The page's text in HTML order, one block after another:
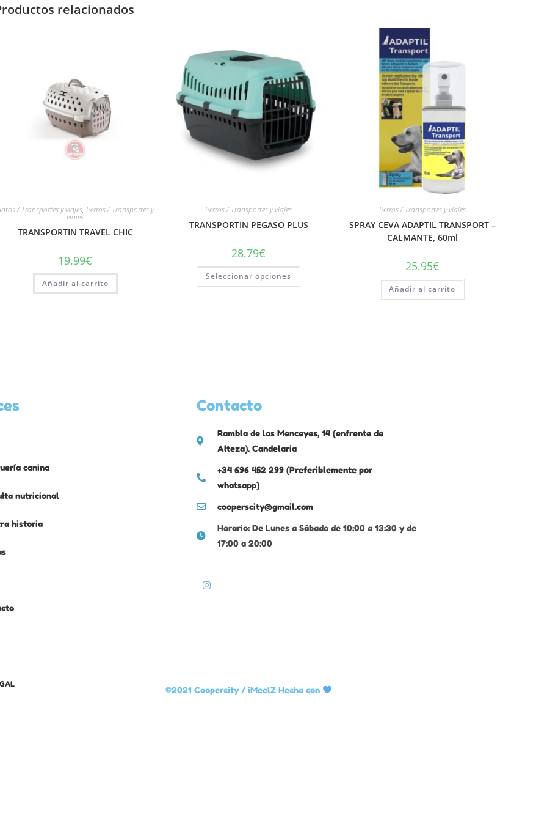
relacionados
/ Transportes y viajes,Perros / Transportes y
viajes
TRANSPORTIN TRAVEL CHIC
19.99€
Añadir al carrito
Perros / Transportes y viajes
TRANSPORTIN PEGASO PLUS
28.79€
Seleccionar opciones
Perros / Transportes y viajes
SPRAY CEVA ADAPTIL TRANSPORT –
CALMANTE, 60ml
25.95€
Añadir al carrito
canina
nutricional
historia
Contacto
Rambla de los Menceyes, 14 (enfrente de
Alteza). Candelaria
+34 696 452 299 (Preferiblemente por
whatsapp)
cooperscity@gmail.com
Horario: De Lunes a Sábado de 10:00 a 13:30 y de
17:00 a 20:00
©2021 Coopercity /iMeelZ Hecha con